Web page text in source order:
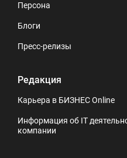
Персона
Блоги
Пресс-релизы
Редакция
Карьера в БИЗНЕС Online
Информация об IT
компании